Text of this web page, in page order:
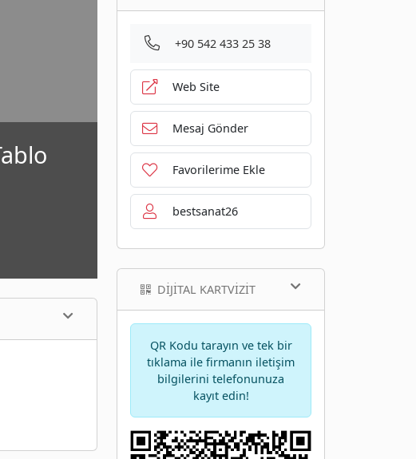
+90 542 433 25 38
Web Site
Mesaj Gönder
Favorilerime Ekle
bestsanat26
DIJITAL KARTVIZIT
QR Kodu tarayın ve tek bir
tıklama ile firmanın iletişim
bilgilerini telefonunuza
kayıt edin!